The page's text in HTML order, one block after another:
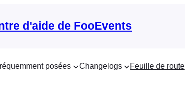
d'aide de FooEvents
posées Changelogs Feuille de route